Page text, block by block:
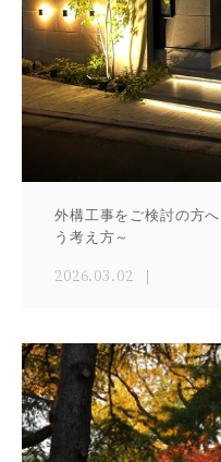
外構工事をご検討の方
う考え方～
2026.03.02